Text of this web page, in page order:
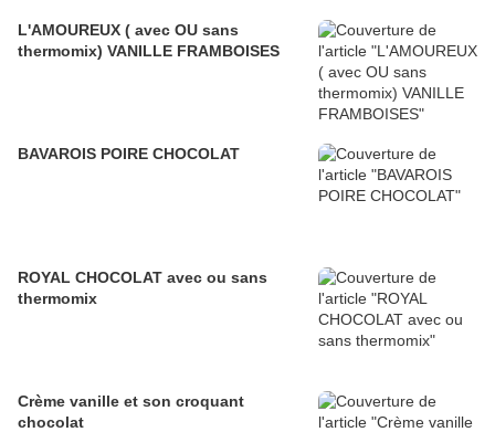
L'AMOUREUX ( avec OU sans
thermomix) VANILLE FRAMBOISES
BAVAROIS POIRE CHOCOLAT
ROYAL CHOCOLAT avec ou sans
thermomix
Crème vanille et son croquant
chocolat